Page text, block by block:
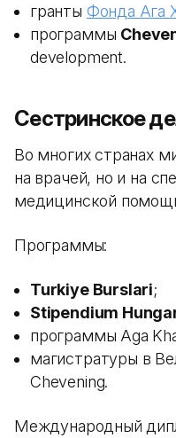
гранты Фонда Ага
программы
development.
Сестринское
Во многих странах
на врачей, но и на
медицинской
Программы:
Turkiye Burslari;
Stipendium
программы Aga
магистратуры в
Chevening.
Международный